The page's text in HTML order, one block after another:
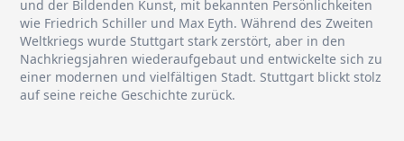
und der Bildenden Kunst, mit bekannten Persönlichkeiten
wie Friedrich Schiller und Max Eyth. Während des Zweiten
Weltkriegs wurde Stuttgart stark zerstört, aber in den
Nachkriegsjahren wiederaufgebaut und entwickelte sich zu
einer modernen und vielfältigen Stadt. Stuttgart blickt stolz
auf seine reiche Geschichte zurück.